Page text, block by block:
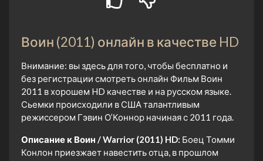
Воин (2011) онлайн в качестве HD
Внимание: вы здесь для того, чтобы бесплатно и
без регистрации смотреть онлайн Фильм Воин
2011 в хорошем HD качестве и на русском языке.
Сьемки происходили в США талантливым
режиссером Гэвин О’Коннор начиная с 2011 года.
Описание к Воин / Warrior (2011) HD: Боец Томми
Конлон приезжает навестить отца, в прошлом